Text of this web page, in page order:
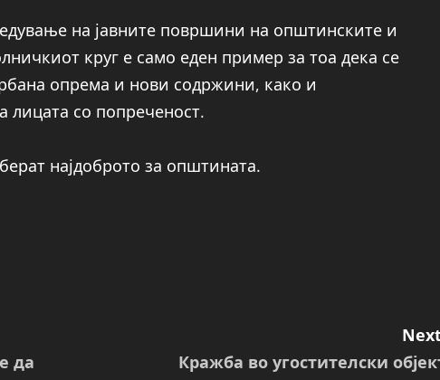
на јавните површини на општинските и
круг е само еден пример за тоа дека се
опрема и нови содржини, како и
лицата со попреченост.
најдоброто за општината.
да
Кражба во угостителски